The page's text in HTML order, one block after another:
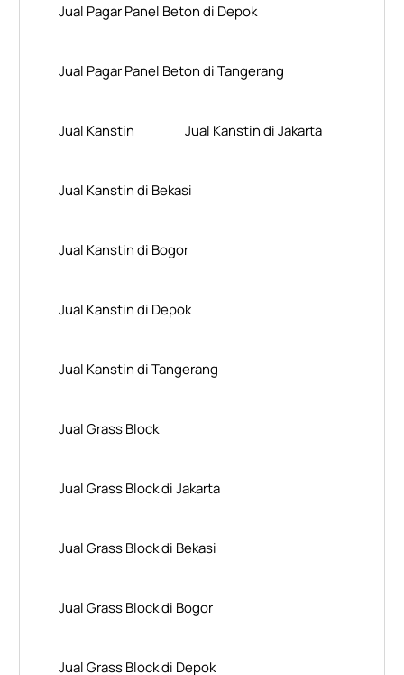
Jual Pagar Panel Beton di Depok
Jual Pagar Panel Beton di Tangerang
Jual Kanstin Jual Kanstin di Jakarta
Jual Kanstin di Bekasi
Jual Kanstin di Bogor
Jual Kanstin di Depok
Jual Kanstin di Tangerang
Jual Grass Block
Jual Grass Block di Jakarta
Jual Grass Block di Bekasi
Jual Grass Block di Bogor
Jual Grass Block di Depok